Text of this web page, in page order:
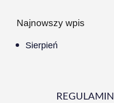
Najnowszy wpis
Sierpień
REGULAMIN